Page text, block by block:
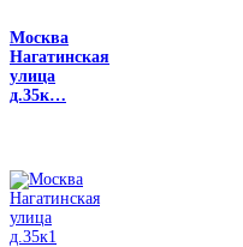
Москва
Нагатинская
улица
д.35к…